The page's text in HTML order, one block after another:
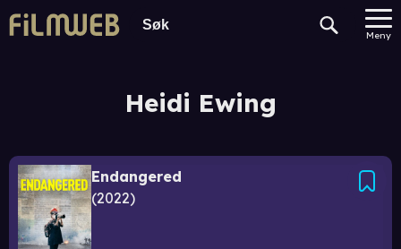
Meny
Heidi Ewing
Endangered
2022